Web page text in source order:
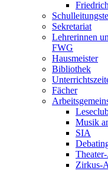
Sekretariat
Lehrerinnen
FWG
Hausmeister
Bibliothek
Fächer
Musik
SIA
Zirkus-